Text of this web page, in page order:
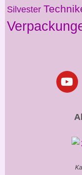
Silvester